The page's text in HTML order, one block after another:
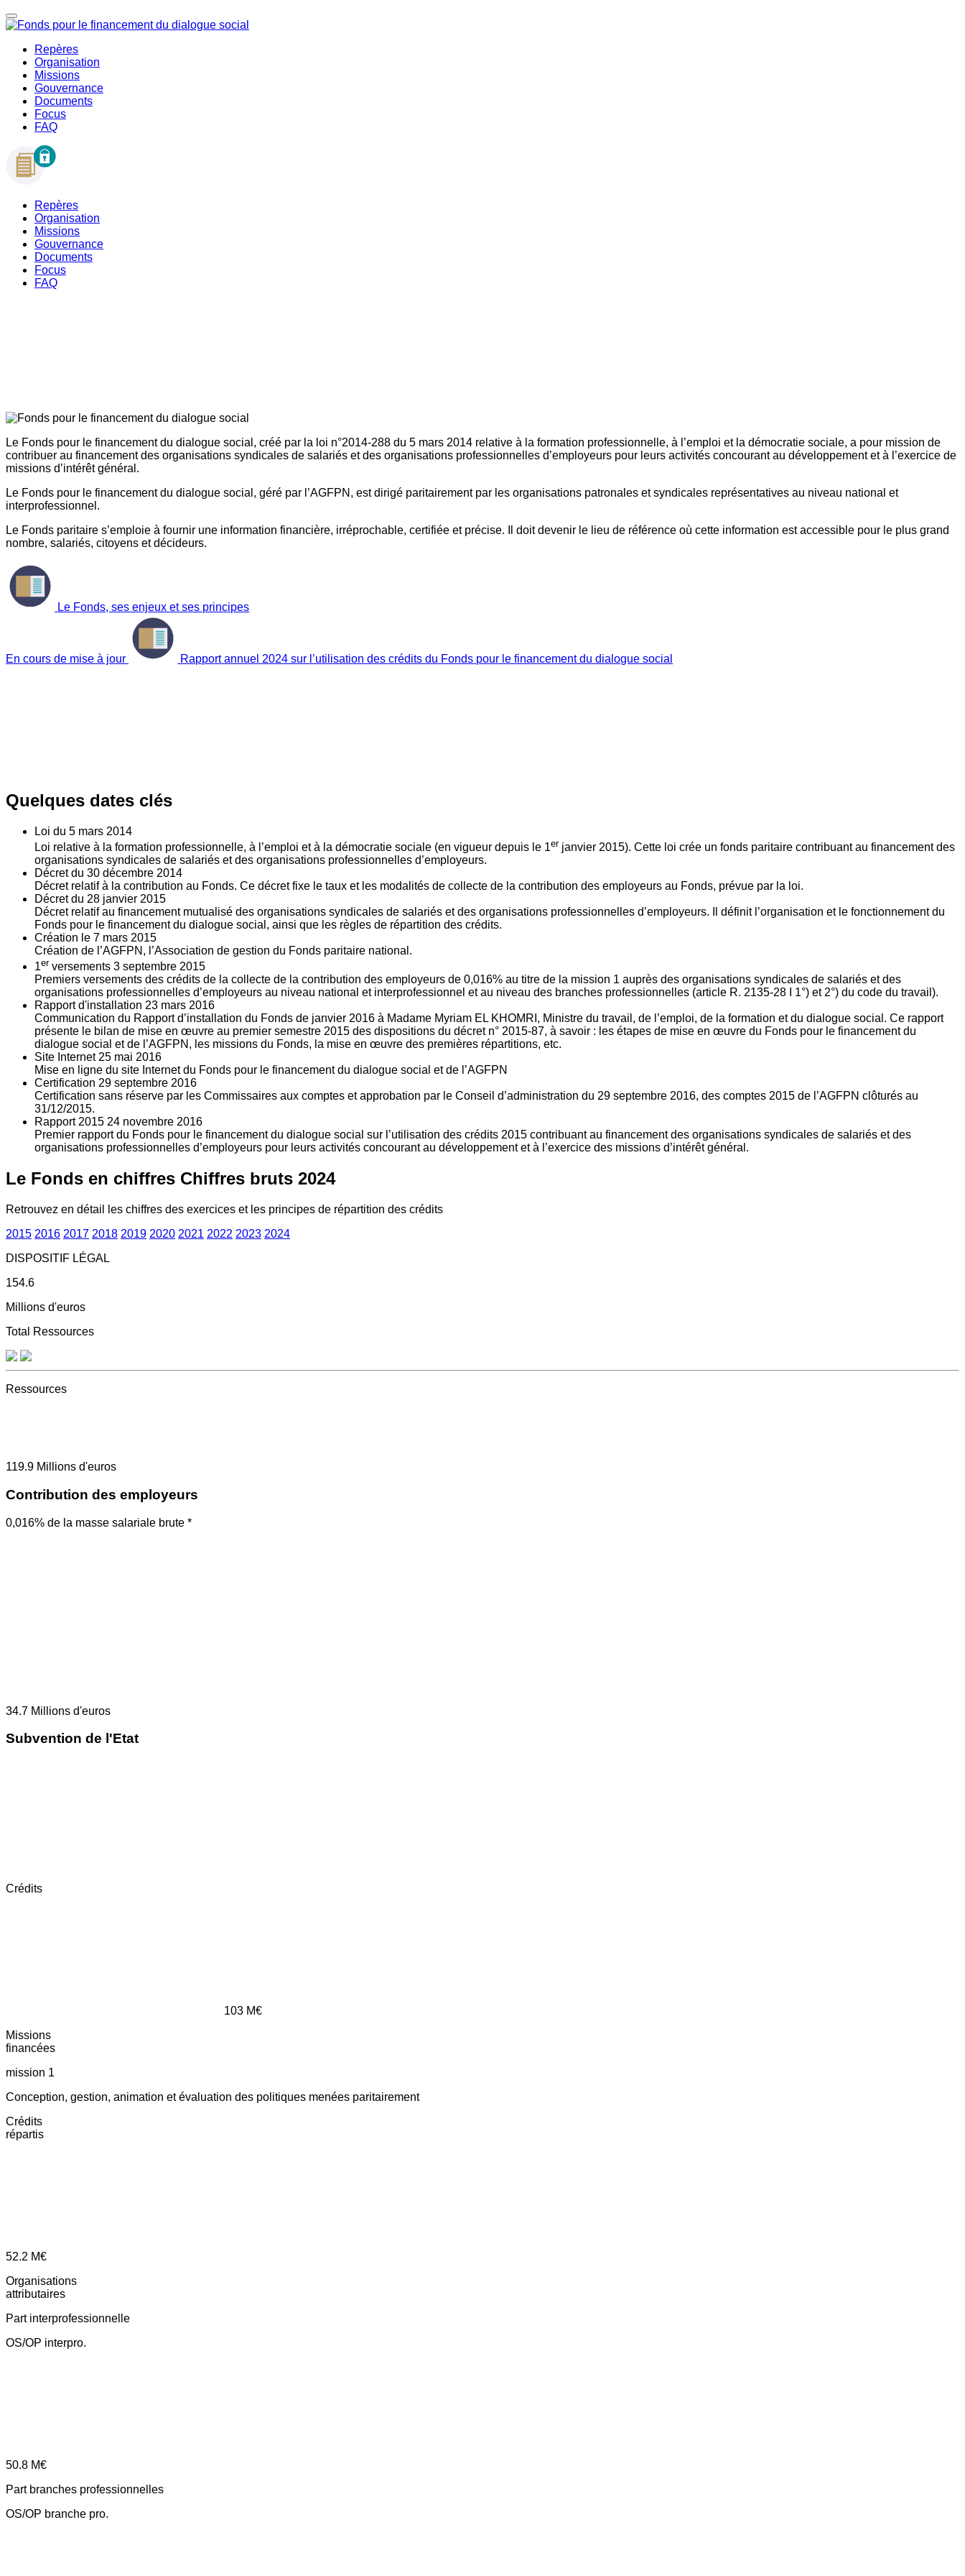
Repères
Organisation
Missions
Gouvernance
Documents
Focus
FAQ
Repères
Organisation
Missions
Gouvernance
Documents
Focus
FAQ
Le Fonds pour le financement du dialogue social, créé par la loi n°2014-288 du 5 mars 2014 relative à la formation professionnelle, à l’emploi et la démocratie sociale, a pour mission de
contribuer au financement des organisations syndicales de salariés et des organisations professionnelles d’employeurs pour leurs activités concourant au développement et à l’exercice de
missions d’intérêt général.
Le Fonds pour le financement du dialogue social, géré par l’AGFPN, est dirigé paritairement par les organisations patronales et syndicales représentatives au niveau national et
interprofessionnel.
Le Fonds paritaire s’emploie à fournir une information financière, irréprochable, certifiée et précise. Il doit devenir le lieu de référence où cette information est accessible pour le plus grand
nombre, salariés, citoyens et décideurs.
Le Fonds, ses enjeux et ses principes
En cours de mise à jour Rapport annuel 2024 sur l’utilisation des crédits du Fonds pour le financement du dialogue social
Quelques dates clés
Loi du 5 mars 2014
Loi relative à la formation professionnelle, à l’emploi et à la démocratie sociale (en vigueur depuis le 1er janvier 2015). Cette loi crée un fonds paritaire contribuant au financement des
organisations syndicales de salariés et des organisations professionnelles d’employeurs.
Décret du 30 décembre 2014
Décret relatif à la contribution au Fonds. Ce décret fixe le taux et les modalités de collecte de la contribution des employeurs au Fonds, prévue par la loi.
Décret du 28 janvier 2015
Décret relatif au financement mutualisé des organisations syndicales de salariés et des organisations professionnelles d’employeurs. Il définit l’organisation et le fonctionnement du
Fonds pour le financement du dialogue social, ainsi que les règles de répartition des crédits.
Création le 7 mars 2015
Création de l’AGFPN, l’Association de gestion du Fonds paritaire national.
1er versements 3 septembre 2015
Premiers versements des crédits de la collecte de la contribution des employeurs de 0,016% au titre de la mission 1 auprès des organisations syndicales de salariés et des
organisations professionnelles d’employeurs au niveau national et interprofessionnel et au niveau des branches professionnelles (article R. 2135‐28 I 1°) et 2°) du code du travail).
Rapport d'installation 23 mars 2016
Communication du Rapport d’installation du Fonds de janvier 2016 à Madame Myriam EL KHOMRI, Ministre du travail, de l’emploi, de la formation et du dialogue social. Ce rapport
présente le bilan de mise en œuvre au premier semestre 2015 des dispositions du décret n° 2015-87, à savoir : les étapes de mise en œuvre du Fonds pour le financement du
dialogue social et de l’AGFPN, les missions du Fonds, la mise en œuvre des premières répartitions, etc.
Site Internet 25 mai 2016
Mise en ligne du site Internet du Fonds pour le financement du dialogue social et de l’AGFPN
Certification 29 septembre 2016
Certification sans réserve par les Commissaires aux comptes et approbation par le Conseil d’administration du 29 septembre 2016, des comptes 2015 de l’AGFPN clôturés au
31/12/2015.
Rapport 2015 24 novembre 2016
Premier rapport du Fonds pour le financement du dialogue social sur l’utilisation des crédits 2015 contribuant au financement des organisations syndicales de salariés et des
organisations professionnelles d’employeurs pour leurs activités concourant au développement et à l’exercice des missions d’intérêt général.
Le Fonds en chiffres Chiffres bruts 2024
Retrouvez en détail les chiffres des exercices et les principes de répartition des crédits
2015 2016 2017 2018 2019 2020 2021 2022 2023 2024
DISPOSITIF LÉGAL
154.6
Millions d'euros
Total Ressources
Ressources
119.9 Millions d'euros
Contribution des employeurs
0,016% de la masse salariale brute *
34.7 Millions d'euros
Subvention de l'Etat
Crédits
103 M€
Missions
financées
mission 1
Conception, gestion, animation et évaluation des politiques menées paritairement
Crédits
répartis
52.2 M€
Organisations
attributaires
Part interprofessionnelle
OS/OP interpro.
50.8 M€
Part branches professionnelles
OS/OP branche pro.